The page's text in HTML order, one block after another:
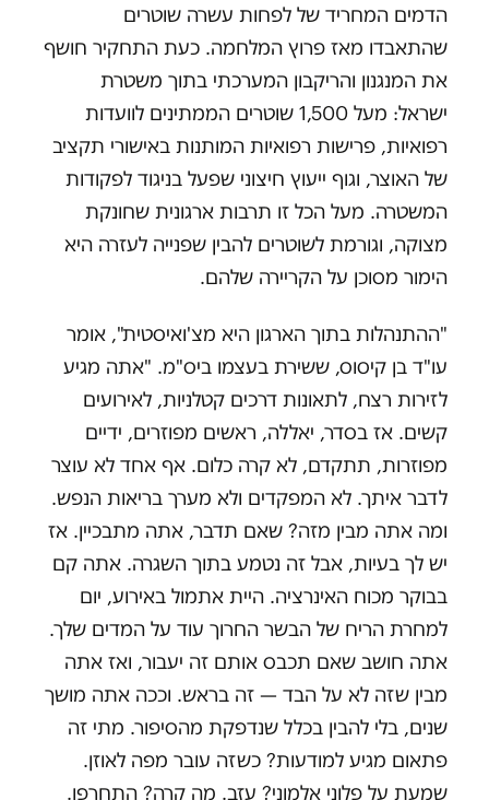
הדמים המחריד של לפחות עשרה שוטרים
שהתאבדו מאז פרוץ המלחמה. כעת התחקיר חושף
את המנגנון והריקבון המערכתי בתוך משטרת
ישראל: מעל 1,500 שוטרים הממתינים לוועדות
רפואיות, פרישות רפואיות המותנות באישורי תקציב
של האוצר, וגוף ייעוץ חיצוני שפעל בניגוד לפקודות
המשטרה. מעל הכל זו תרבות ארגונית שחונקת
מצוקה, וגורמת לשוטרים להבין שפנייה לעזרה היא
הימור מסוכן על הקריירה שלהם.
"ההתנהלות בתוך הארגון היא מצ'ואיסטית", אומר
עו"ד בן קיסוס, ששירת בעצמו ביס"מ. "אתה מגיע
לזירות רצח, לתאונות דרכים קטלניות, לאירועים
קשים. אז בסדר, יאללה, ראשים מפוזרים, ידיים
מפוזרות, תתקדם, לא קרה כלום. אף אחד לא עוצר
לדבר איתך. לא המפקדים ולא מערך בריאות הנפש.
ומה אתה מבין מזה? שאם תדבר, אתה מתבכיין. אז
יש לך בעיות, אבל זה נטמע בתוך השגרה. אתה קם
בבוקר מכוח האינרציה. היית אתמול באירוע, יום
למחרת הריח של הבשר החרוך עוד על המדים שלך.
אתה חושב שאם תכבס אותם זה יעבור, ואז אתה
מבין שזה לא על הבד — זה בראש. וככה אתה מושך
שנים, בלי להבין בכלל שנדפקת מהסיפור. מתי זה
פתאום מגיע למודעות? כשזה עובר מפה לאוזן.
שמעת על פלוני אלמוני? עזב. מה קרה? התחרפן.